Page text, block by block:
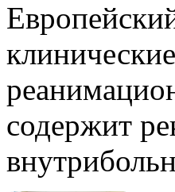
содержит